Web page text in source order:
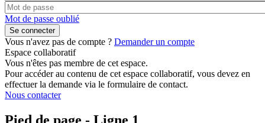
Mot de passe oublié
Vous n'avez pas de compte ? Demander un compte
Espace collaboratif
Vous n'êtes pas membre de cet espace.
Pour accéder au contenu de cet espace collaboratif, vous devez en
effectuer la demande via le formulaire de contact.
Nous contacter